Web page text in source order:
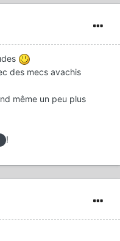
des mecs avachis
même un peu plus
!